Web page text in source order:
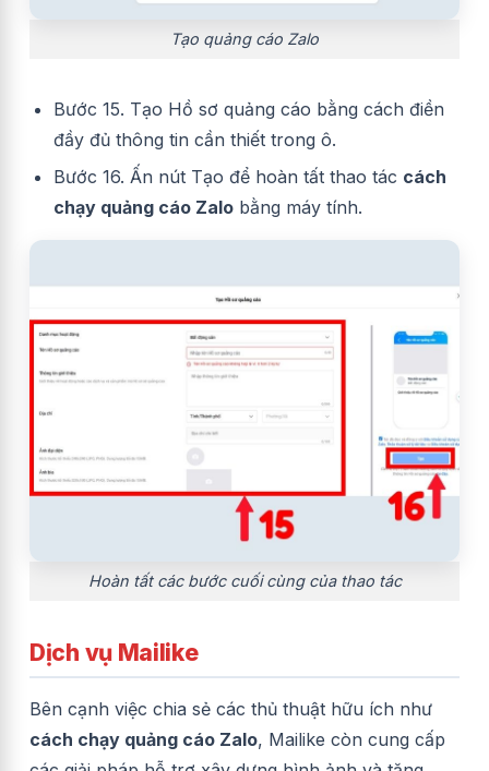
Tạo quảng cáo Zalo
Bước 15. Tạo Hồ sơ quảng cáo bằng cách điền
đầy đủ thông tin cần thiết trong ô.
Bước 16. Ấn nút Tạo để hoàn tất thao tác cách
chạy quảng cáo Zalo bằng máy tính.
Hoàn tất các bước cuối cùng của thao tác
Dịch vụ Mailike
Bên cạnh việc chia sẻ các thủ thuật hữu ích như
cách chạy quảng cáo Zalo, Mailike còn cung cấp